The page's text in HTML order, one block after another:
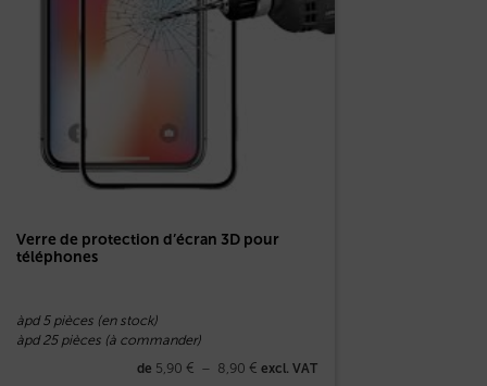
Verre de protection d’écran 3D pour
téléphones
àpd 5 pièces (en stock)
àpd 25 pièces (à commander)
de 5,90 € – 8,90 € excl. VAT